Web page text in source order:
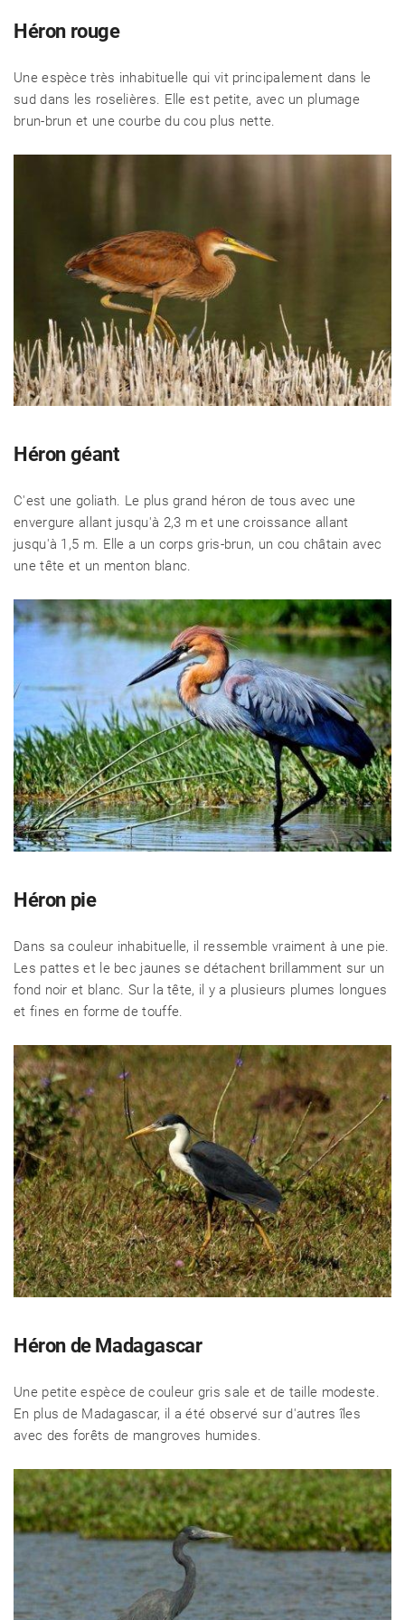
Héron rouge
Une espèce très inhabituelle qui vit principalement dans le
sud dans les roselières. Elle est petite, avec un plumage
brun-brun et une courbe du cou plus nette.
Héron géant
C'est une goliath. Le plus grand héron de tous avec une
envergure allant jusqu'à 2,3 m et une croissance allant
jusqu'à 1,5 m. Elle a un corps gris-brun, un cou châtain avec
une tête et un menton blanc.
Héron pie
Dans sa couleur inhabituelle, il ressemble vraiment à une pie.
Les pattes et le bec jaunes se détachent brillamment sur un
fond noir et blanc. Sur la tête, il y a plusieurs plumes longues
et fines en forme de touffe.
Héron de Madagascar
Une petite espèce de couleur gris sale et de taille modeste.
En plus de Madagascar, il a été observé sur d'autres îles
avec des forêts de mangroves humides.